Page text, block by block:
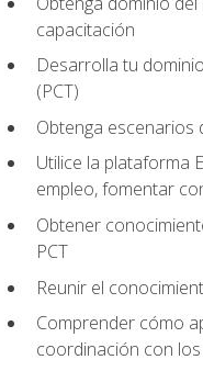
capacitación
Desarrolla tu
(PCT)
Obtenga escenarios
Utilice la plataforma
empleo, fomentar
Obtener
PCT
Reunir el
Comprender cómo
coordinación con